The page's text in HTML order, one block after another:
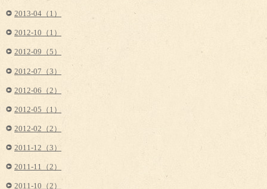
2013-04（1）
2012-10（1）
2012-09（5）
2012-07（3）
2012-06（2）
2012-05（1）
2012-02（2）
2011-12（3）
2011-11（2）
2011-10（2）